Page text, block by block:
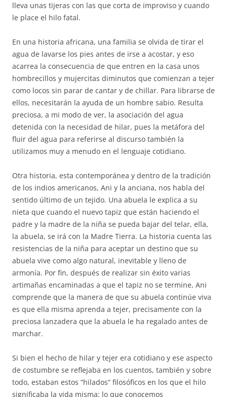
lleva unas tijeras con las que corta de improviso y cuando
le place el hilo fatal.
En una historia africana, una familia se olvida de tirar el
agua de lavarse los pies antes de irse a acostar, y eso
acarrea la consecuencia de que entren en la casa unos
hombrecillos y mujercitas diminutos que comienzan a tejer
como locos sin parar de cantar y de chillar. Para librarse de
ellos, necesitarán la ayuda de un hombre sabio. Resulta
preciosa, a mi modo de ver, la asociación del agua
detenida con la necesidad de hilar, pues la metáfora del
fluir del agua para referirse al discurso también la
utilizamos muy a menudo en el lenguaje cotidiano.
Otra historia, esta contemporánea y dentro de la tradición
de los indios americanos, Ani y la anciana, nos habla del
sentido último de un tejido. Una abuela le explica a su
nieta que cuando el nuevo tapiz que están haciendo el
padre y la madre de la niña se pueda bajar del telar, ella,
la abuela, se irá con la Madre Tierra. La historia cuenta las
resistencias de la niña para aceptar un destino que su
abuela vive como algo natural, inevitable y lleno de
armonía. Por fin, después de realizar sin éxito varias
artimañas encaminadas a que el tapiz no se termine, Ani
comprende que la manera de que su abuela continúe viva
es que ella misma aprenda a tejer, precisamente con la
preciosa lanzadera que la abuela le ha regalado antes de
marchar.
Si bien el hecho de hilar y tejer era cotidiano y ese aspecto
de costumbre se reflejaba en los cuentos, también y sobre
todo, estaban estos “hilados” filosóficos en los que el hilo
significaba la vida misma: lo que conocemos